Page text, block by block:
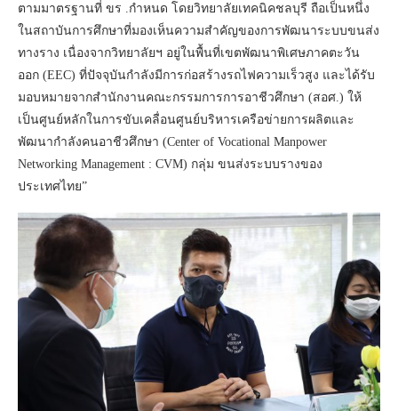
ตามมาตรฐานที่ ขร .กำหนด โดยวิทยาลัยเทคนิคชลบุรี ถือเป็นหนึ่ง
ในสถาบันการศึกษาที่มองเห็นความสำคัญของการพัฒนาระบบขนส่ง
ทางราง เนื่องจากวิทยาลัยฯ อยู่ในพื้นที่เขตพัฒนาพิเศษภาคตะวัน
ออก (EEC) ที่ปัจจุบันกำลังมีการก่อสร้างรถไฟความเร็วสูง และได้รับ
มอบหมายจากสำนักงานคณะกรรมการการอาชีวศึกษา (สอศ.) ให้
เป็นศูนย์หลักในการขับเคลื่อนศูนย์บริหารเครือข่ายการผลิตและ
พัฒนากำลังคนอาชีวศึกษา (Center of Vocational Manpower
Networking Management : CVM) กลุ่ม ขนส่งระบบรางของ
ประเทศไทย”